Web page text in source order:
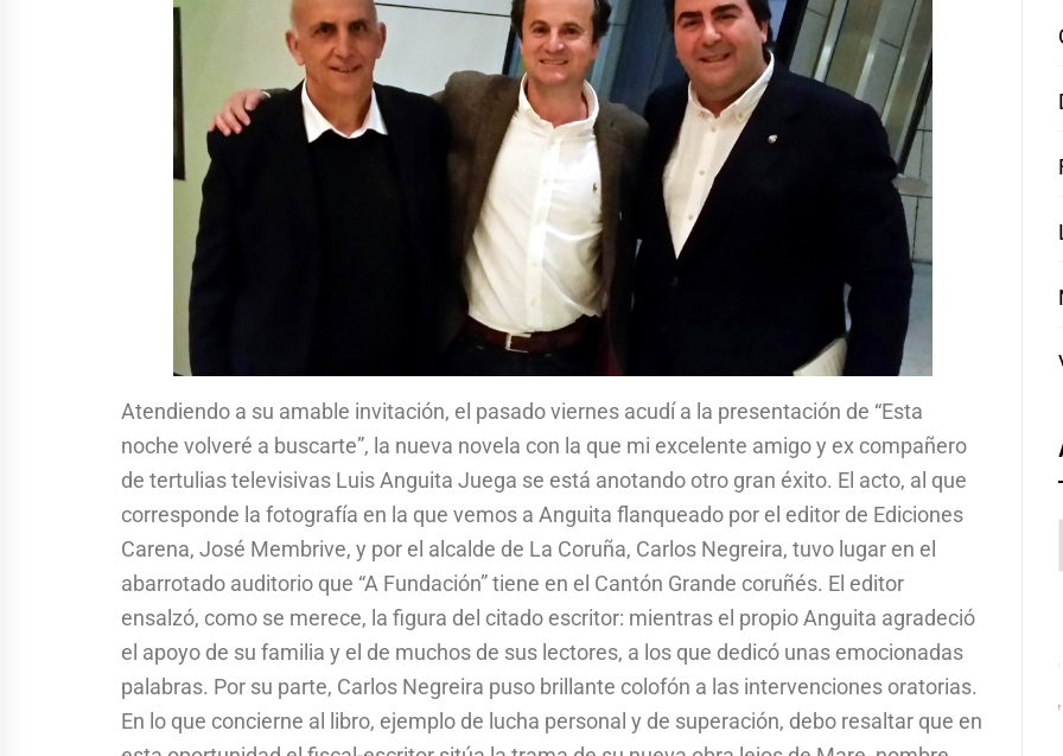
Atendiendo a su amable invitación, el pasado viernes acudí a la presentación de “Esta
noche volveré a buscarte”, la nueva novela con la que mi excelente amigo y ex compañero
de tertulias televisivas Luis Anguita Juega se está anotando otro gran éxito. El acto, al que
corresponde la fotografía en la que vemos a Anguita flanqueado por el editor de Ediciones
Carena, José Membrive, y por el alcalde de La Coruña, Carlos Negreira, tuvo lugar en el
abarrotado auditorio que “A Fundación” tiene en el Cantón Grande coruñés. El editor
ensalzó, como se merece, la figura del citado escritor: mientras el propio Anguita agradeció
el apoyo de su familia y el de muchos de sus lectores, a los que dedicó unas emocionadas
palabras. Por su parte, Carlos Negreira puso brillante colofón a las intervenciones oratorias.
En lo que concierne al libro, ejemplo de lucha personal y de superación, debo resaltar que en